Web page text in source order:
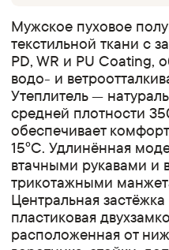
Мужское пуховое
текстильной ткани с
PD, WR и PU Coating,
водо- и
Утеплитель —
средней плотности
обеспечивает
15°C. Удлинённая
втачными рукавами и
трикотажными
Центральная
пластиковая
расположенная от